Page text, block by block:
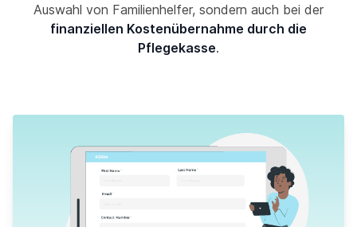
Auswahl von Familienhelfer, sondern auch bei der
finanziellen Kostenübernahme durch die
Pflegekasse.